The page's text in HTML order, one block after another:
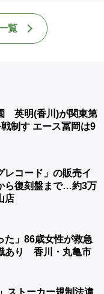
覧
英明(香川)が関東第
制す エース冨岡は9
レコード」の販売イ
復刻盤まで…約3万
店
た」86歳女性が救急
あり 香川・丸亀市
ストーカー規制法違